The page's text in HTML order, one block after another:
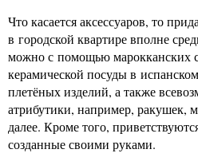
Что касается аксессуаров, то
в городской квартире вполне
можно с помощью марокканских
керамической посуды в
плетёных изделий, а также
атрибутики, например, ракушек,
далее. Кроме того,
созданные своими руками.